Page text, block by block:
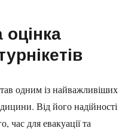
одним із найважливіших
Від його надійності
час для евакуації та